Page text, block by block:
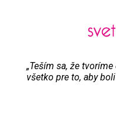
„Teším sa, že
všetko pre to, aby